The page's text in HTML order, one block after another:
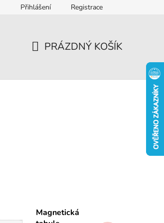
Přihlášení Registrace
KOŠÍK
PRÁZDNÝ KOŠÍK
Magnetická